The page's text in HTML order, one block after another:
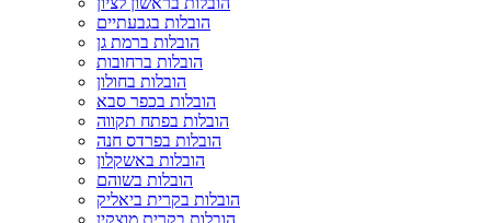
הובלות בגבעתיים
הובלות ברמת גן
הובלות ברחובות
הובלות בחולון
הובלות בכפר סבא
הובלות בפתח תקווה
הובלות בפרדס חנה
הובלות באשקלון
הובלות בשוהם
הובלות בקרית ביאליק
הובלות בקרית מוצקין